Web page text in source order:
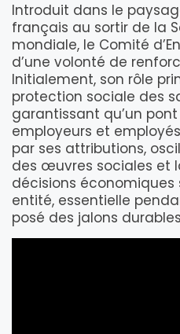
Introduit dans le
français au sortir de la
mondiale, le Comité
d’une volonté de
Initialement, son rôle
protection sociale des
garantissant qu’un
employeurs et
par ses attributions,
des œuvres sociales et
décisions
entité, essentielle
posé des jalons